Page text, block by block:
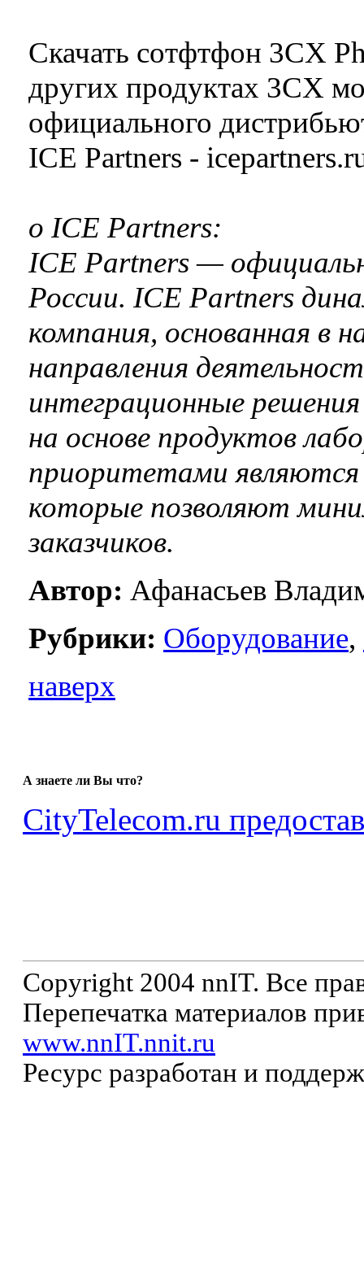
Скачать сотфтфон 3CX
других продуктах 3CX
официального
ICE Partners -
о ICE Partners:
ICE Partners —
России. ICE Partners
компания, основанная в
направления
интеграционные
на основе продуктов
приоритетами являются
которые позволяют
заказчиков.
Автор: Афанасьев
Рубрики: Оборудование,
наверх
А знаете ли Вы что?
CityTelecom.ru
Copyright 2004 nnIT. Все
Перепечатка материалов
www.nnIT.nnit.ru
Ресурс разработан и